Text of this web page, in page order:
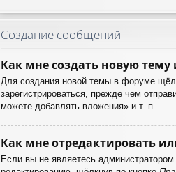
Создание сообщений
Как мне создать новую
Для создания новой темы в форуме
зарегистрироваться, прежде чем
можете добавлять вложения» и т. п.
Как мне отредактировать
Если вы не являетесь